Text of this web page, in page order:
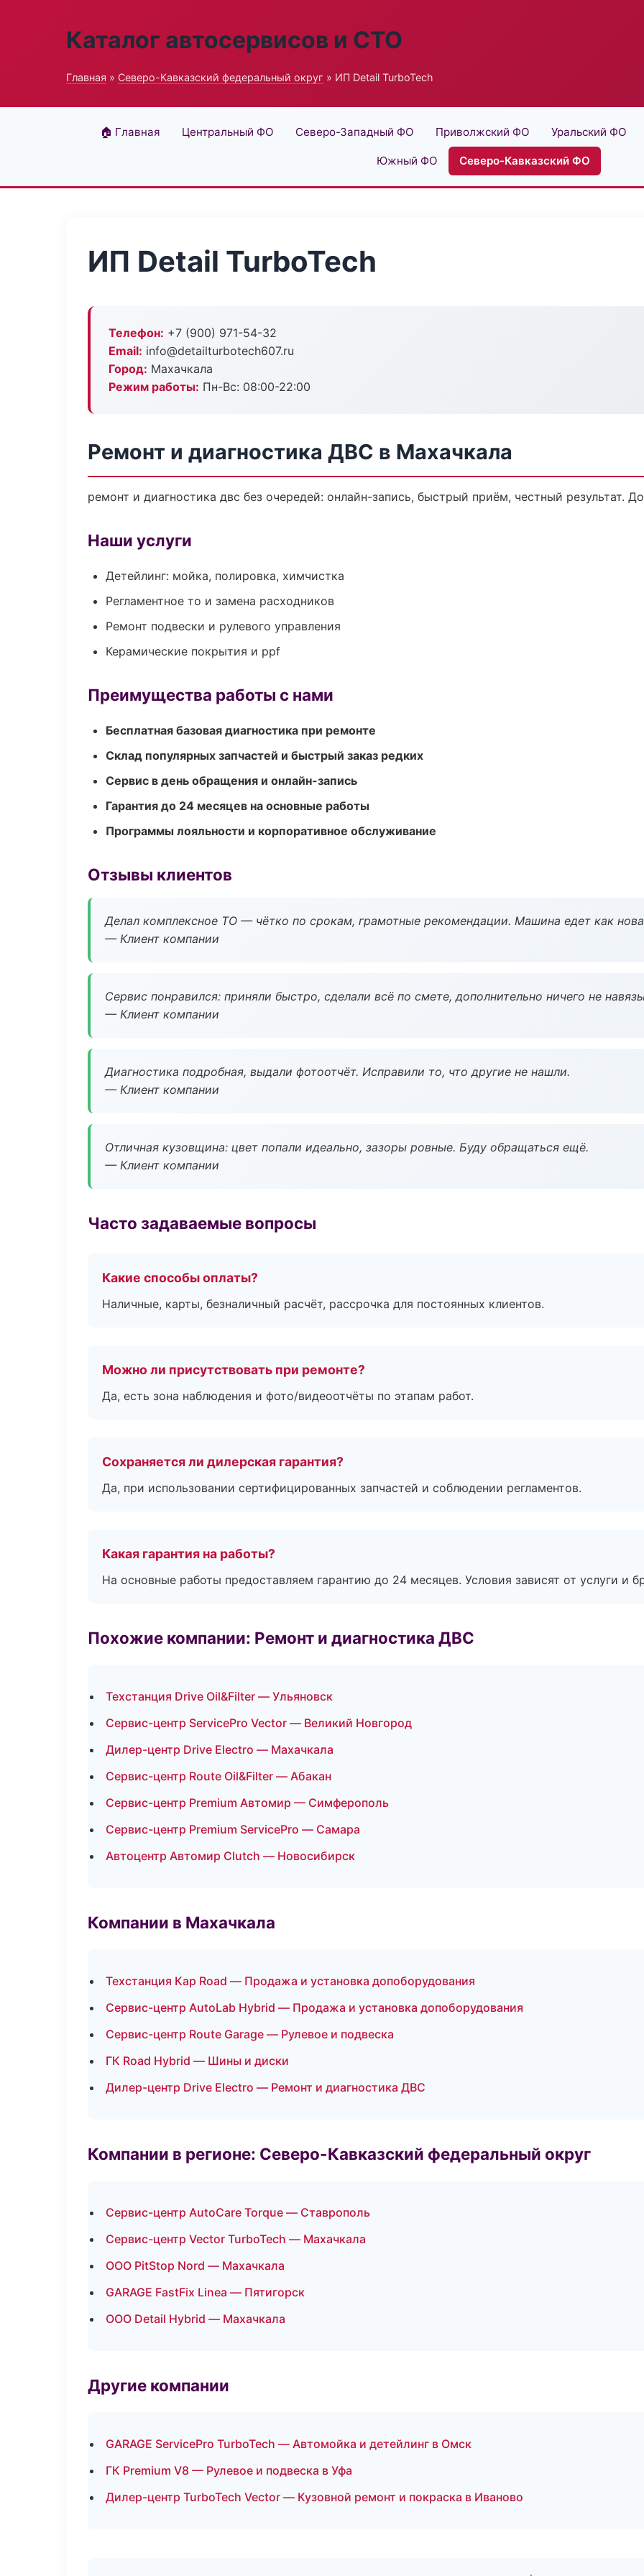
Каталог автосервисов и СТО
Главная » Северо-Кавказский федеральный округ » ИП Detail TurboTech
🏠 Главная Центральный ФО Северо-Западный ФО Приволжский ФО Уральский ФО
Южный ФО Северо-Кавказский ФО
ИП Detail TurboTech
Телефон: +7 (900) 971-54-32
Email: info@detailturbotech607.ru
Город: Махачкала
Режим работы: Пн-Вс: 08:00-22:00
Ремонт и диагностика ДВС в Махачкала
ремонт и диагностика двс без очередей: онлайн-запись, быстрый приём, честный результат.
Наши услуги
Детейлинг: мойка, полировка, химчистка
Регламентное то и замена расходников
Ремонт подвески и рулевого управления
Керамические покрытия и ppf
Преимущества работы с нами
Бесплатная базовая диагностика при ремонте
Склад популярных запчастей и быстрый заказ редких
Сервис в день обращения и онлайн-запись
Гарантия до 24 месяцев на основные работы
Программы лояльности и корпоративное обслуживание
Отзывы клиентов
Делал комплексное ТО — чётко по срокам, грамотные рекомендации. Машина едет как
— Клиент компании
Сервис понравился: приняли быстро, сделали всё по смете, дополнительно ничего не
— Клиент компании
Диагностика подробная, выдали фотоотчёт. Исправили то, что другие не нашли.
— Клиент компании
Отличная кузовщина: цвет попали идеально, зазоры ровные. Буду обращаться ещё.
— Клиент компании
Часто задаваемые вопросы
Какие способы оплаты?
Наличные, карты, безналичный расчёт, рассрочка для постоянных клиентов.
Можно ли присутствовать при ремонте?
Да, есть зона наблюдения и фото/видеоотчёты по этапам работ.
Сохраняется ли дилерская гарантия?
Да, при использовании сертифицированных запчастей и соблюдении регламентов.
Какая гарантия на работы?
На основные работы предоставляем гарантию до 24 месяцев. Условия зависят от услуги и
Похожие компании: Ремонт и диагностика ДВС
Техстанция Drive Oil&Filter — Ульяновск
Сервис-центр ServicePro Vector — Великий Новгород
Дилер-центр Drive Electro — Махачкала
Сервис-центр Route Oil&Filter — Абакан
Сервис-центр Premium Автомир — Симферополь
Сервис-центр Premium ServicePro — Самара
Автоцентр Автомир Clutch — Новосибирск
Компании в Махачкала
Техстанция Кар Road — Продажа и установка допоборудования
Сервис-центр AutoLab Hybrid — Продажа и установка допоборудования
Сервис-центр Route Garage — Рулевое и подвеска
ГК Road Hybrid — Шины и диски
Дилер-центр Drive Electro — Ремонт и диагностика ДВС
Компании в регионе: Северо-Кавказский федеральный округ
Сервис-центр AutoCare Torque — Ставрополь
Сервис-центр Vector TurboTech — Махачкала
ООО PitStop Nord — Махачкала
GARAGE FastFix Linea — Пятигорск
ООО Detail Hybrid — Махачкала
Другие компании
GARAGE ServicePro TurboTech — Автомойка и детейлинг в Омск
ГК Premium V8 — Рулевое и подвеска в Уфа
Дилер-центр TurboTech Vector — Кузовной ремонт и покраска в Иваново